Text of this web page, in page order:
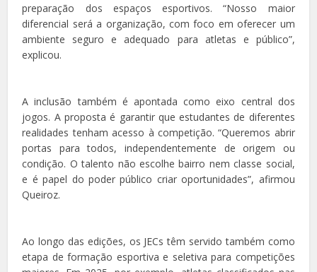
preparação dos espaços esportivos. “Nosso maior
diferencial será a organização, com foco em oferecer um
ambiente seguro e adequado para atletas e público”,
explicou.
A inclusão também é apontada como eixo central dos
jogos. A proposta é garantir que estudantes de diferentes
realidades tenham acesso à competição. “Queremos abrir
portas para todos, independentemente de origem ou
condição. O talento não escolhe bairro nem classe social,
e é papel do poder público criar oportunidades”, afirmou
Queiroz.
Ao longo das edições, os JECs têm servido também como
etapa de formação esportiva e seletiva para competições